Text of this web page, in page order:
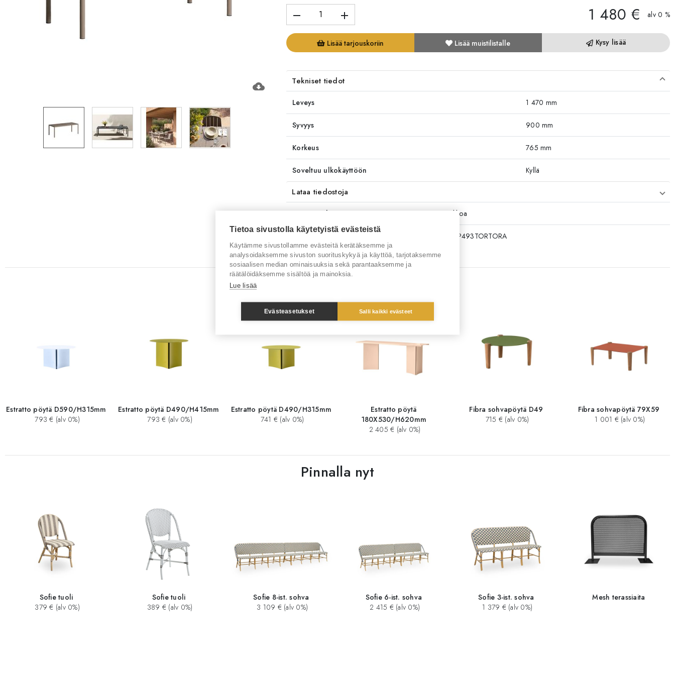
cloud_download
remove add 1 480 € alv 0 %
Lisää tarjouskoriin Lisää muistilistalle Kysy lisää
Tekniset tiedot
Leveys 1 470 mm
Syvyys 900 mm
Korkeus 765 mm
Soveltuu ulkokäyttöön Kyllä
Lataa tiedostoja
Toimitusaika 4-6 viikkoa
Tuotenumero RT4188P493TORTORA
Sinua saattaisi kiinnostaa myös
Estratto pöytä D590/H315mm
793 € (alv 0%)
Estratto pöytä D490/H415mm
793 € (alv 0%)
Estratto pöytä D490/H315mm
741 € (alv 0%)
Estratto pöytä
180X530/H620mm
2 405 € (alv 0%)
Fibra sohvapöytä D49
715 € (alv 0%)
Fibra sohvapöytä 79X59
1 001 € (alv 0%)
Pinnalla nyt
Sofie tuoli
379 € (alv 0%)
Sofie tuoli
389 € (alv 0%)
Sofie 8-ist. sohva
3 109 € (alv 0%)
Sofie 6-ist. sohva
2 415 € (alv 0%)
Sofie 3-ist. sohva
1 379 € (alv 0%)
Mesh terassiaita
Tietoa sivustolla käytetyistä evästeistä
Käytämme sivustollamme evästeitä kerätäksemme ja
analysoidaksemme sivuston suorituskykyä ja käyttöä, tarjotaksemme
sosiaalisen median ominaisuuksia sekä parantaaksemme ja
räätälöidäksemme sisältöä ja mainoksia.
Lue lisää
Evästeasetukset Salli kaikki evästeet